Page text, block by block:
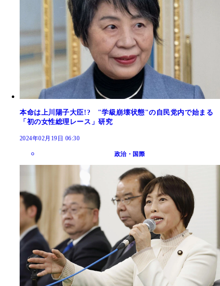
本命は上川陽子大臣!? "学級崩壊状態"の自民党内で始まる
「初の女性総理レース」研究
2024年02月19日 06:30
政治・国際